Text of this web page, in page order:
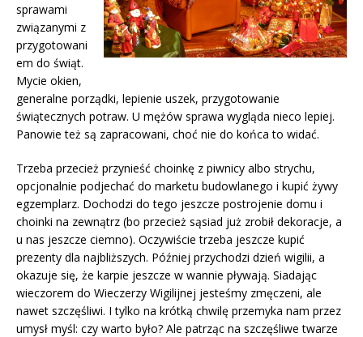
sprawami
związanymi z
przygotowani
em do świąt.
Mycie okien,
generalne porządki, lepienie uszek, przygotowanie
świątecznych potraw. U mężów sprawa wygląda nieco lepiej.
Panowie też są zapracowani, choć nie do końca to widać.
Trzeba przecież przynieść choinkę z piwnicy albo strychu,
opcjonalnie podjechać do marketu budowlanego i kupić żywy
egzemplarz. Dochodzi do tego jeszcze postrojenie domu i
choinki na zewnątrz (bo przecież sąsiad już zrobił dekoracje, a
u nas jeszcze ciemno). Oczywiście trzeba jeszcze kupić
prezenty dla najbliższych. Później przychodzi dzień wigilii, a
okazuje się, że karpie jeszcze w wannie pływają. Siadając
wieczorem do Wieczerzy Wigilijnej jesteśmy zmęczeni, ale
nawet szczęśliwi. I tylko na krótką chwilę przemyka nam przez
umysł myśl: czy warto było? Ale patrząc na szczęśliwe twarze